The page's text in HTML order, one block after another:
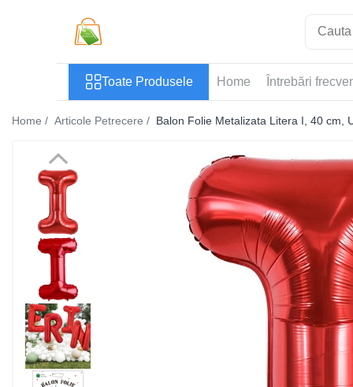
Casa si Bricolaj
Articole pentru baie
Articole pentru Bucatarie
Accesorii Bucătărie
Dozatoare Condimente
Forme cuburi de gheata
Genti Termoizolante Mancare
Organizatoare si Depozitare
Bucatarie
Organizatoare si Depozitare
Bucatarie
Pahare, Sticle si Cani
Ustensile pentru Bucătărie
Toate Produsele Home Întrebări
Home / Articole Petrecere / Balon Folie Metalizata Litera I, 40 cm,